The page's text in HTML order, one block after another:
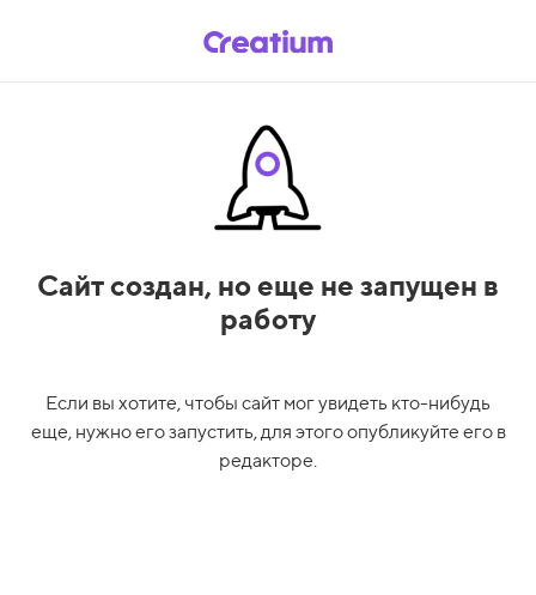
Сайт создан, но еще не запущен в
работу
Если вы хотите, чтобы сайт мог увидеть кто-нибудь
еще, нужно его запустить, для этого опубликуйте его в
редакторе.